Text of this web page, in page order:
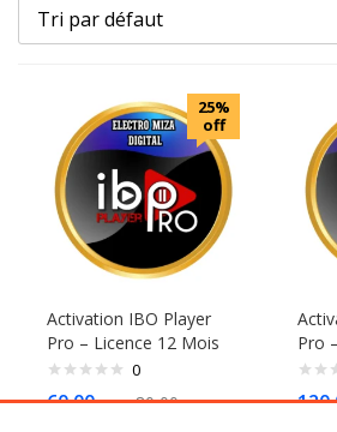
Remember me
Lost password?
Tri par défaut
25%
off
Activation IBO Player
Pro – Licence 12 Mois
0
د.م.60,00 د.م.80,00
Pro